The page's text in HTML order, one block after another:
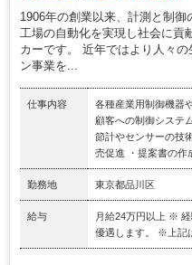
1906年の創業以来、計測と制御
工場の自動化を実現し社会に貢
カーです。 近年ではより人々
ン事業を...
仕事内容
各種産業用制御機器
顧客への制御シス
節計やセンサーの技
売促進 ・提案書の作
勤務地 東京都品川区
給与
月給24万円以上 ※ 経
優遇します。 ※上記